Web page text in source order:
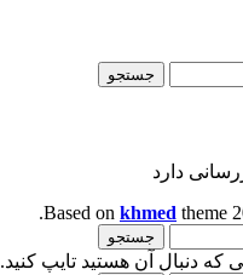
جستجو
دارد
Based on khmed theme
.
جستجو
که دنبال آن هستید تایپ کنید.